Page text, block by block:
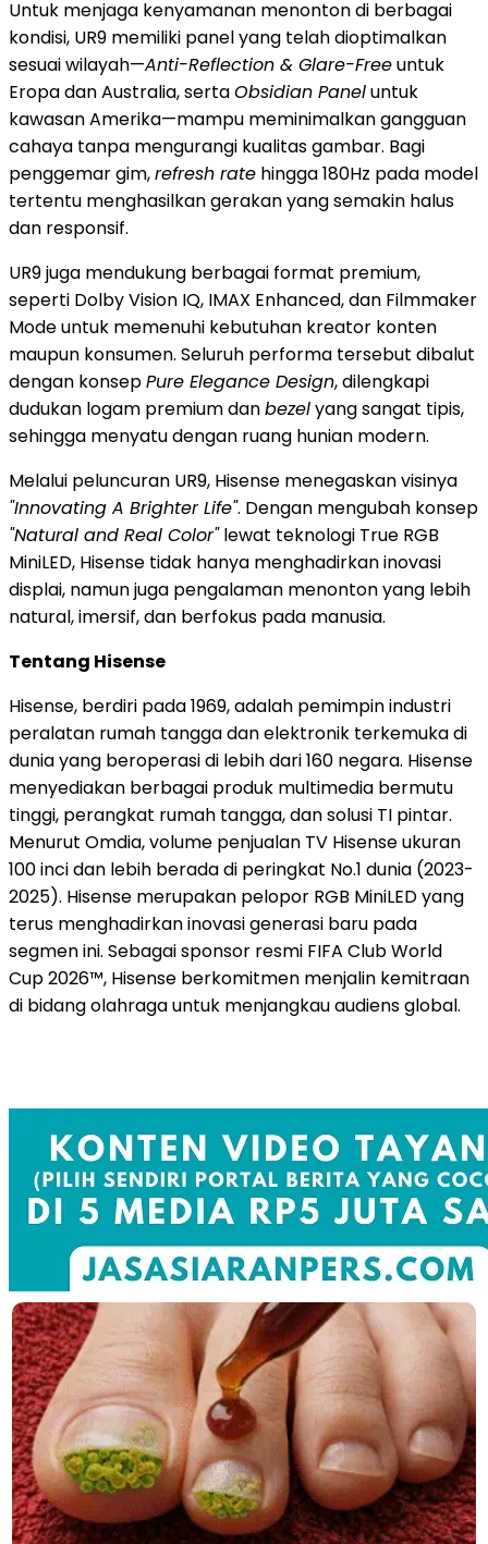
Untuk menjaga kenyamanan menonton di berbagai
kondisi, UR9 memiliki panel yang telah dioptimalkan
sesuai wilayah—Anti-Reflection & Glare-Freeuntuk
Eropa dan Australia, sertaObsidian Paneluntuk
kawasan Amerika—mampu meminimalkan gangguan
cahaya tanpa mengurangi kualitas gambar. Bagi
penggemar gim,refresh rate hingga 180Hz pada model
tertentu menghasilkan gerakan yang semakin halus
dan responsif.
UR9 juga mendukung berbagai format premium,
seperti Dolby Vision IQ, IMAX Enhanced, dan Filmmaker
Mode untuk memenuhi kebutuhan kreator konten
maupun konsumen. Seluruh performa tersebut dibalut
dengan konsepPure Elegance Design, dilengkapi
dudukan logam premium danbezelyang sangat tipis,
sehingga menyatu dengan ruang hunian modern.
Melalui peluncuran UR9, Hisense menegaskan visinya
"Innovating A Brighter Life". Dengan mengubah konsep
"Natural and Real Color"lewat teknologi True RGB
MiniLED, Hisense tidak hanya menghadirkan inovasi
displai, namun juga pengalaman menonton yang lebih
natural, imersif, dan berfokus pada manusia.
Tentang Hisense
Hisense, berdiri pada 1969, adalah pemimpin industri
peralatan rumah tangga dan elektronik terkemuka di
dunia yang beroperasi di lebih dari 160 negara. Hisense
menyediakan berbagai produk multimedia bermutu
tinggi, perangkat rumah tangga, dan solusi TI pintar.
Menurut Omdia, volume penjualan TV Hisense ukuran
100 inci dan lebih berada di peringkat No.1 dunia (2023-
2025). Hisense merupakan pelopor RGB MiniLED yang
terus menghadirkan inovasi generasi baru pada
segmen ini. Sebagai sponsor resmi FIFA Club World
Cup 2026™, Hisense berkomitmen menjalin kemitraan
di bidang olahraga untuk menjangkau audiens global.